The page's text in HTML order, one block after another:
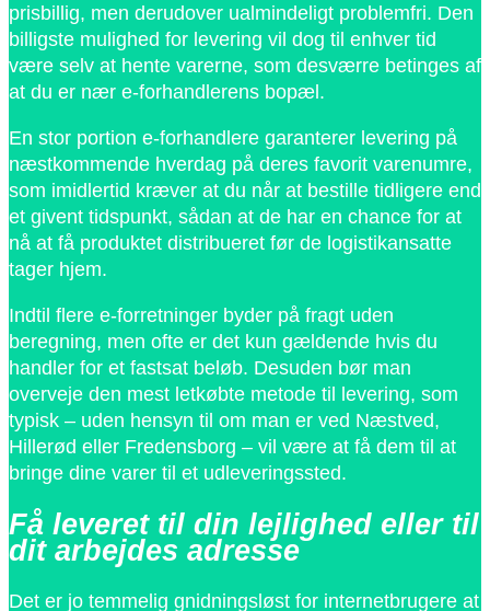
prisbillig, men derudover ualmindeligt problemfri. Den
billigste mulighed for levering vil dog til enhver tid
være selv at hente varerne, som desværre betinges af
at du er nær e-forhandlerens bopæl.
En stor portion e-forhandlere garanterer levering på
næstkommende hverdag på deres favorit varenumre,
som imidlertid kræver at du når at bestille tidligere end
et givent tidspunkt, sådan at de har en chance for at
nå at få produktet distribueret før de logistikansatte
tager hjem.
Indtil flere e-forretninger byder på fragt uden
beregning, men ofte er det kun gældende hvis du
handler for et fastsat beløb. Desuden bør man
overveje den mest letkøbte metode til levering, som
typisk – uden hensyn til om man er ved Næstved,
Hillerød eller Fredensborg – vil være at få dem til at
bringe dine varer til et udleveringssted.
Få leveret til din lejlighed eller til
dit arbejdes adresse
Det er jo temmelig gnidningsløst for internetbrugere at